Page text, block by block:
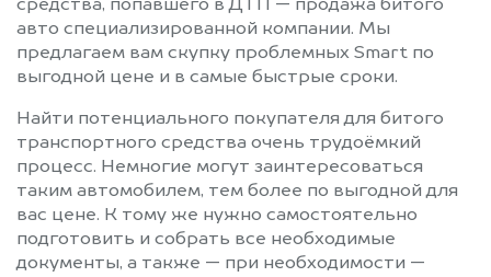
средства, попавшего в ДТП — продажа битого
авто специализированной компании. Мы
предлагаем вам скупку проблемных Smart по
выгодной цене и в самые быстрые сроки.
Найти потенциального покупателя для битого
транспортного средства очень трудоёмкий
процесс. Немногие могут заинтересоваться
таким автомобилем, тем более по выгодной для
вас цене. К тому же нужно самостоятельно
подготовить и собрать все необходимые
документы, а также — при необходимости —